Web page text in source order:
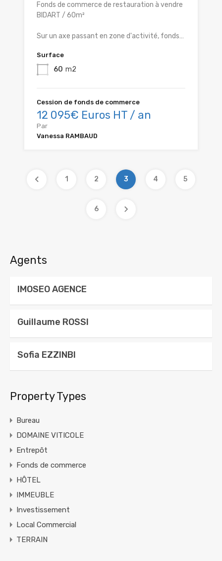
Fonds de commerce de restauration à vendre
BIDART / 60m²
Sur un axe passant en zone d'activité, fonds…
Surface
60 m2
Cession de fonds de commerce
12 095€ Euros HT / an
Par
Vanessa RAMBAUD
1 2 3 4 5
6
Agents
IMOSEO AGENCE
Guillaume ROSSI
Sofia EZZINBI
Property Types
Bureau
DOMAINE VITICOLE
Entrepôt
Fonds de commerce
HÔTEL
IMMEUBLE
Investissement
Local Commercial
TERRAIN